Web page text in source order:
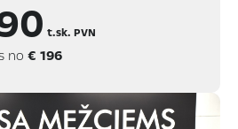
t.sk. PVN
no € 196